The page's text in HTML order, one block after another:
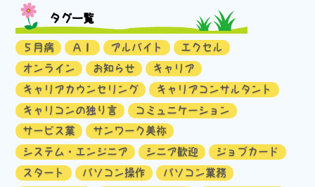
タグ一覧
５月病 ＡＩ アルバイト
エクセル
オンライン
お知らせ
キャリア
キャリアカウンセリング
キャリアコンサルタント
キャリコンの独り言
コミュニケーション
サービス業
サンワーク美祢
システム・エンジニア
シニア歓迎
ジョブカード
スタート
パソコン操作
パソコン業務